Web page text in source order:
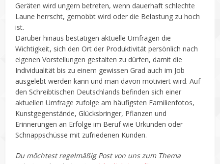
Geräten wird ungern betreten, wenn dauerhaft schlechte
Laune herrscht, gemobbt wird oder die Belastung zu hoch
ist.
Darüber hinaus bestätigen aktuelle Umfragen die
Wichtigkeit, sich den Ort der Produktivität persönlich nach
eigenen Vorstellungen gestalten zu dürfen, damit die
Individualität bis zu einem gewissen Grad auch im Job
ausgelebt werden kann und man davon motiviert wird. Auf
den Schreibtischen Deutschlands befinden sich einer
aktuellen Umfrage zufolge am häufigsten Familienfotos,
Kunstgegenstände, Glücksbringer, Pflanzen und
Erinnerungen an Erfolge im Beruf wie Urkunden oder
Schnappschüsse mit zufriedenen Kunden.
Du möchtest regelmäßig Post von uns zum Thema